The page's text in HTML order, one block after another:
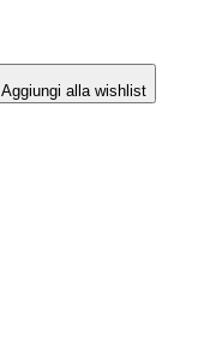
Aggiungi alla wishlist